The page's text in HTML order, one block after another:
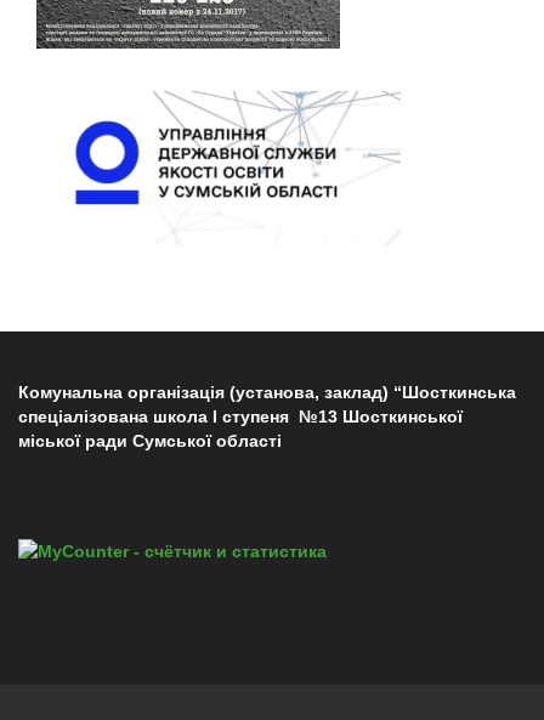
Комунальна організація (установа, заклад) “Шосткинська
спеціалізована школа І ступеня №13 Шосткинської
міської ради Сумської області